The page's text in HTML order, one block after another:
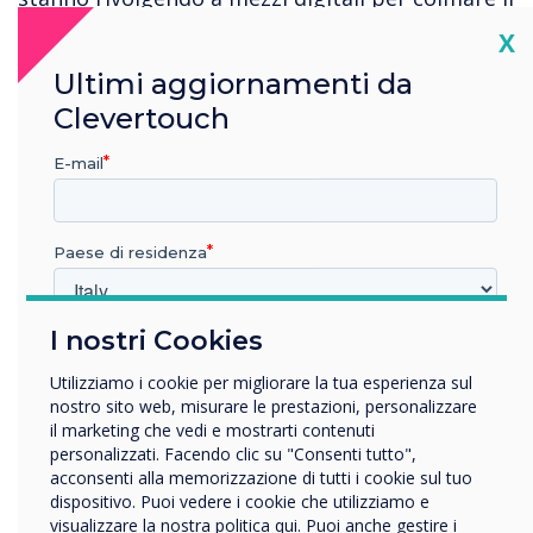
divario finanziario. Ad esempio, le app possono
essere un modo conveniente per dimostrare
causa ed effetto. In un corso di scienze, ad
esempio, gli studenti potrebbero condurre
piuttosto che attrezzature fisiche. Questo non
soldi della scuola su attrezzature costose e
usura. Stiamo anche vedendo più versioni di
libri di testo basate su app, consentendo
ancora una volta risparmi significativi sui
budget scolastici.
I nostri Cookies
Utilizziamo i cookie per migliorare la tua esperienza sul
nostro sito web, misurare le prestazioni, personalizzare
il marketing che vedi e mostrarti contenuti
personalizzati. Facendo clic su "Consenti tutto",
acconsenti alla memorizzazione di tutti i cookie sul tuo
dispositivo. Puoi vedere i cookie che utilizziamo e
visualizzare la nostra politica qui. Puoi anche gestire i
X
Ultimi aggiornamenti da
Clevertouch
E-mail
Paese di residenza
In quale settore lavora?
Impresa
Altro
Nome della società